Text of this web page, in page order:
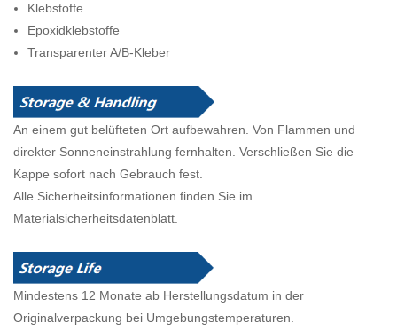
Klebstoffe
Epoxidklebstoffe
Transparenter A/B-Kleber
An einem gut belüfteten Ort aufbewahren. Von Flammen und
direkter Sonneneinstrahlung fernhalten. Verschließen Sie die
Kappe sofort nach Gebrauch fest.
Alle Sicherheitsinformationen finden Sie im
Materialsicherheitsdatenblatt.
Mindestens 12 Monate ab Herstellungsdatum in der
Originalverpackung bei Umgebungstemperaturen.